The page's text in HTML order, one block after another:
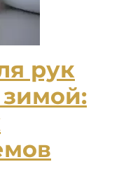
рук
зимой: